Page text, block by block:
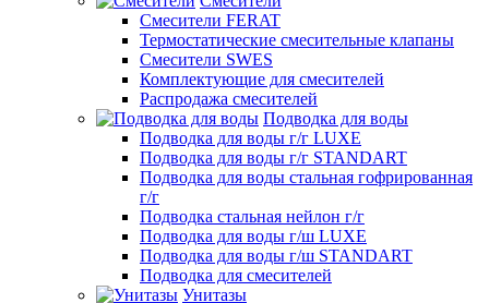
Смесители FERAT
Термостатические смесительные клапаны
Смесители SWES
Комплектующие для смесителей
Распродажа смесителей
Подводка для воды
Подводка для воды г/г LUXE
Подводка для воды г/г STANDART
Подводка для воды стальная гофрированная
г/г
Подводка стальная нейлон г/г
Подводка для воды г/ш LUXE
Подводка для воды г/ш STANDART
Подводка для смесителей
Унитазы